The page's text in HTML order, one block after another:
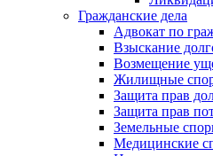
Гражданские дела
Адвокат по
Взыскание
Возмещение
Жилищные
Защита прав
Защита прав
Земельные
Медицинские